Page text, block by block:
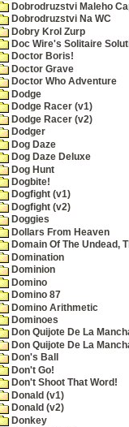
Dobrodruzstvi Maleho
Dobrodruzstvi Na WC
Dobry Krol Zurp
Doc Wire's Solitaire
Doctor Boris!
Doctor Grave
Doctor Who Adventure
Dodge
Dodge Racer (v1)
Dodge Racer (v2)
Dodger
Dog Daze
Dog Daze Deluxe
Dog Hunt
Dogbite!
Dogfight (v1)
Dogfight (v2)
Doggies
Dollars From Heaven
Domain Of The Undead,
Domination
Dominion
Domino
Domino 87
Domino Arithmetic
Dominoes
Don Quijote De La
Don Quijote De La
Don's Ball
Don't Go!
Don't Shoot That Word!
Donald (v1)
Donald (v2)
Donkey